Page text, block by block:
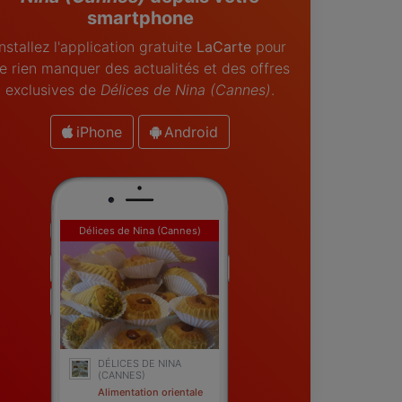
smartphone
l'application gratuite LaCartepour
rien manquer des actualités et des offres
exclusives de Délices de Nina (Cannes) .
iPhone Android
Délices de Nina (Cannes)
DÉLICES DE NINA
(CANNES)
Alimentation orientale